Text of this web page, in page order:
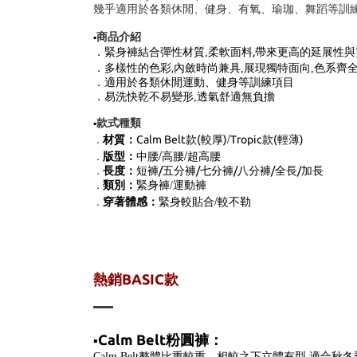
幾乎適用於各類休閒、健身、有氧、瑜珈、舞蹈等訓
▪️商品介紹
．緊身褲結合彈性材質,柔軟面料,帶來更高的延展性
． 多樣性的色彩,內斂時尚兼具,展現獨特面向,色系齊
． 適用於各類休閒運動 、健身等訓練項目
．易洗快乾不易變形,透氣舒適無負擔
▪️款式種類
． 材質： Calm Belt款(較厚)/Tropic款(輕薄)
． 版型： 中腰/高腰/超高腰
． 長度： 短褲/五分褲/七分褲/八分褲/全長/加長
． 類別： 緊身褲/運動褲
． 穿著體感： 緊身較貼合/較不勒
熱銷BASIC款
▪️Calm Belt粉圓褲：